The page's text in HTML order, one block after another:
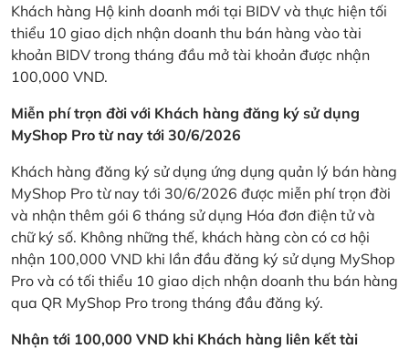
Khách hàng Hộ kinh doanh mới tại BIDV và thực hiện tối
thiểu 10 giao dịch nhận doanh thu bán hàng vào tài
khoản BIDV trong tháng đầu mở tài khoản được nhận
100,000 VND.
Miễn phí trọn đời với Khách hàng đăng ký sử dụng
MyShop Pro từ nay tới 30/6/2026
Khách hàng đăng ký sử dụng ứng dụng quản lý bán hàng
MyShop Pro từ nay tới 30/6/2026 được miễn phí trọn đời
và nhận thêm gói 6 tháng sử dụng Hóa đơn điện tử và
chữ ký số. Không những thế, khách hàng còn có cơ hội
nhận 100,000 VND khi lần đầu đăng ký sử dụng MyShop
Pro và có tối thiểu 10 giao dịch nhận doanh thu bán hàng
qua QR MyShop Pro trong tháng đầu đăng ký.
Nhận tới 100,000 VND khi Khách hàng liên kết tài